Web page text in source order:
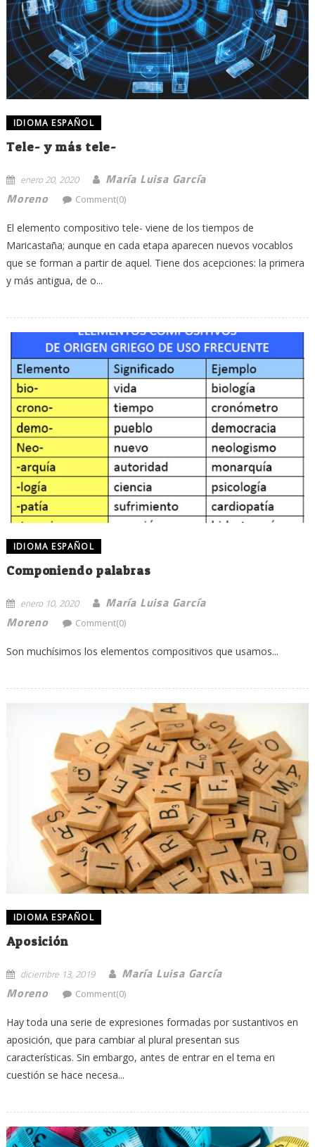
IDIOMA ESPAÑOL
Tele- y más tele-
enero 20, 2020
María Luisa García
Moreno
Comment(0)
El elemento compositivo tele- viene de los tiempos de
Maricastaña; aunque en cada etapa aparecen nuevos vocablos
que se forman a partir de aquel. Tiene dos acepciones: la primera
y más antigua, de o...
IDIOMA ESPAÑOL
Componiendo palabras
enero 10, 2020
María Luisa García
Moreno
Comment(0)
Son muchísimos los elementos compositivos que usamos...
IDIOMA ESPAÑOL
Aposición
diciembre 13, 2019
María Luisa García
Moreno
Comment(0)
Hay toda una serie de expresiones formadas por sustantivos en
aposición, que para cambiar al plural presentan sus
características. Sin embargo, antes de entrar en el tema en
cuestión se hace necesa...